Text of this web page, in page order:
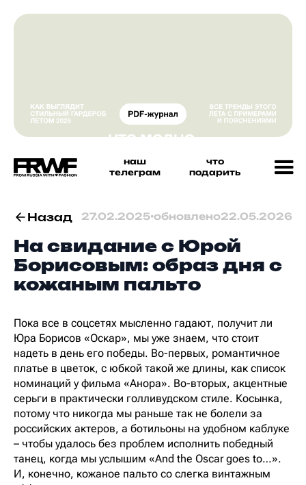
наш
телеграм
что
подарить
Назад 27.02.2025•обновлено22.05.2026
На свидание с Юрой
Борисовым: образ дня с
кожаным пальто
Пока все в соцсетях мысленно гадают, получит ли
Юра Борисов «Оскар», мы уже знаем, что стоит
надеть в день его победы. Во-первых, романтичное
платье в цветок, с юбкой такой же длины, как список
номинаций у фильма «Анора». Во-вторых, акцентные
серьги в практически голливудском стиле. Косынка,
потому что никогда мы раньше так не болели за
российских актеров, а ботильоны на удобном каблуке
– чтобы удалось без проблем исполнить победный
танец, когда мы услышим «And the Oscar goes to…».
И, конечно, кожаное пальто со слегка винтажным